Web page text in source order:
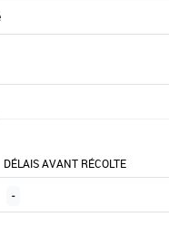
DÉLAIS AVANT RÉCOLTE
-